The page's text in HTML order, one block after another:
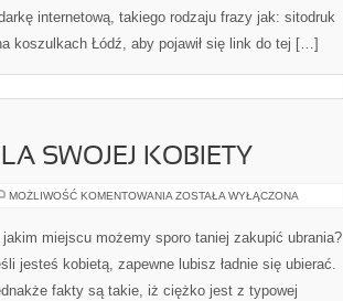
internetową, takiego rodzaju frazy jak: sitodruk
koszulkach Łódź, aby pojawił się link do tej […]
SWOJEJ KOBIETY
MOŻLIWOŚĆ KOMENTOWANIA IDEALNY
SWOJEJ
KOBIETY
ZOSTAŁA WYŁĄCZONA
jakim miejscu możemy sporo taniej zakupić ubrania?
jesteś kobietą, zapewne lubisz ładnie się ubierać.
fakty są takie, iż ciężko jest z typowej